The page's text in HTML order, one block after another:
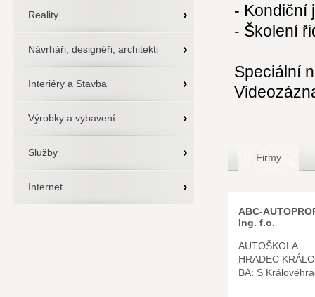
Reality
Návrháři, designéři, architekti
Interiéry a Stavba
Výrobky a vybavení
Služby
Internet
- Kondiční
- Školení
Speciální
Firmy
ABC-
Ing. f.o.
AUTOŠKOLA
HRADEC
BA: S